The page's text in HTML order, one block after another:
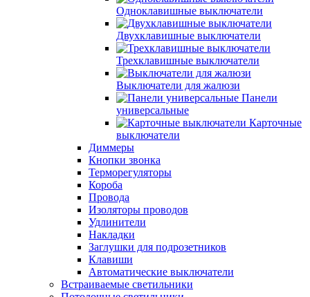
Одноклавишные выключатели
Двухклавишные выключатели
Трехклавишные выключатели
Выключатели для жалюзи
Панели
универсальные
Карточные
выключатели
Диммеры
Кнопки звонка
Терморегуляторы
Короба
Провода
Изоляторы проводов
Удлинители
Накладки
Заглушки для подрозетников
Клавиши
Автоматические выключатели
Встраиваемые светильники